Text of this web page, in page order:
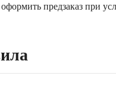
предзаказ при